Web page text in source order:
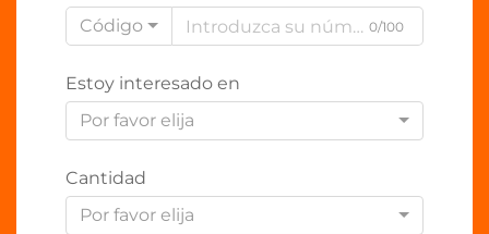
Código
0/100
Estoy interesado en
Por favor elija
Cantidad
Por favor elija